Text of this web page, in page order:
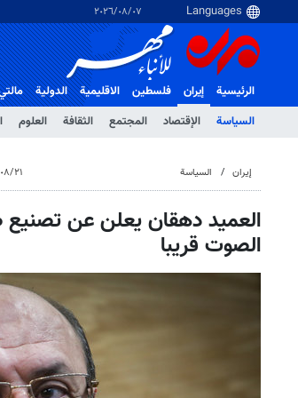
٠٧‏/٠٨‏/٢٠٢٦
الرئيسية
إيران
السياسة
الإقتصاد المجتمع الثقافة العلوم
فلسطین الاقلیمیة الدولية
إيران السياسة ٢١‏/٠٨‏/٢٠١٦، ١:٠٠ م
العميد دهقان يعلن عن تصنيع
الصوت قريبا